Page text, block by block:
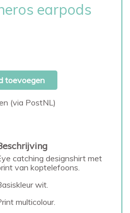
earpods
toevoegen
(via PostNL)
catching designshirt met
van koptelefoons.
wit.
multicolour.